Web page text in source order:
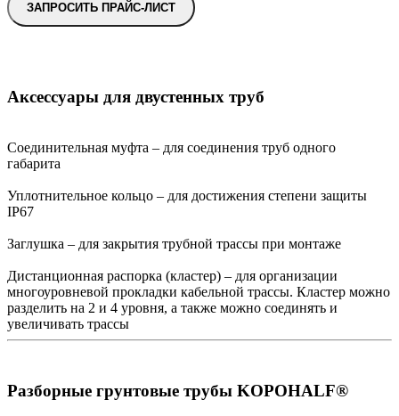
ЗАПРОСИТЬ ПРАЙС-ЛИСТ
Аксессуары для двустенных труб
Соединительная муфта – для соединения труб одного
габарита
Уплотнительное кольцо – для достижения степени защиты
IP67
Заглушка – для закрытия трубной трассы при монтаже
Дистанционная распорка (кластер) – для организации
многоуровневой прокладки кабельной трассы. Кластер можно
разделить на 2 и 4 уровня, а также можно соединять и
увеличивать трассы
Разборные грунтовые трубы KOPOHALF®